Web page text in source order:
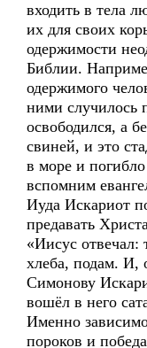
входить в тела
их для своих
одержимости
Библии.
одержимого
ними случилось
освободился, а
свиней, и это
в море и
вспомним
Иуда Искариот
предавать
«Иисус отвечал:
хлеба, подам. И,
Симонову
вошёл в него
Именно
пороков и